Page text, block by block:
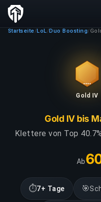
Startseite /LoL/Duo Boosting/
Gold IV
Gold IV bis
Klettere von Top
Ab
⏱7+ Tage 🎯